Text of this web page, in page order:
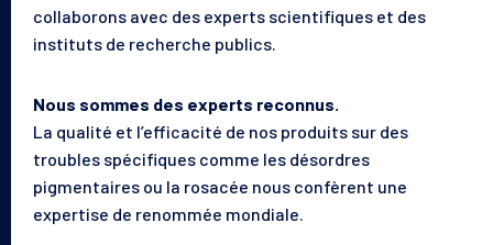
Votre peau
collaborons avec des experts scientifiques et des
instituts de recherche publics.
Nous sommes des experts reconnus.
La qualité et l’efficacité de nos produits sur des
troubles spécifiques comme les désordres
pigmentaires ou la rosacée nous confèrent une
expertise de renommée mondiale.